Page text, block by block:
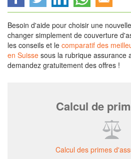
Besoin d'aide pour choisir une
changer simplement de couverture
les conseils et le comparatif des
en Suisse sous la rubrique assurance
demandez gratuitement des offres !
Calcul de
Calcul des primes